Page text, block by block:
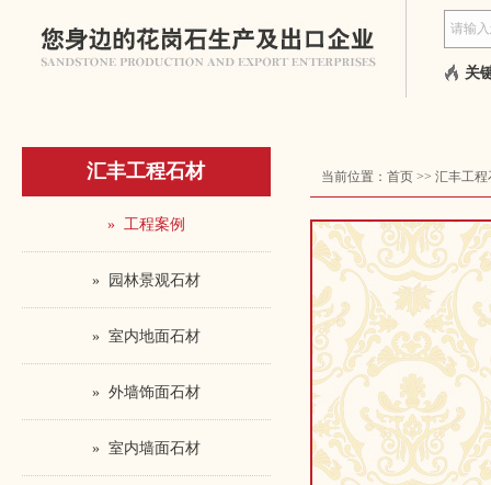
关
汇丰工程石材
» 工程案例
» 园林景观石材
» 室内地面石材
» 外墙饰面石材
» 室内墙面石材
当前位置： 首页 >> 汇丰工程